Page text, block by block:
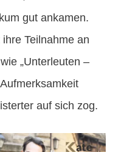
gut ankamen.
Teilnahme an
„Unterleuten –
auf sich zog.